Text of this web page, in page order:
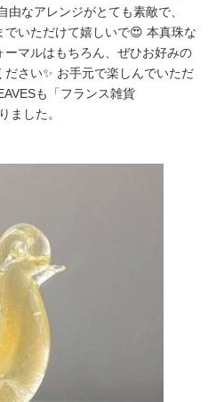
なアレンジがとても素敵で、
でいただけて嬉しいで😍 本真珠な
マルはもちろん、ぜひお好みの
さい✨ お手元で楽しんでいただ
も「フランス雑貨
ました。